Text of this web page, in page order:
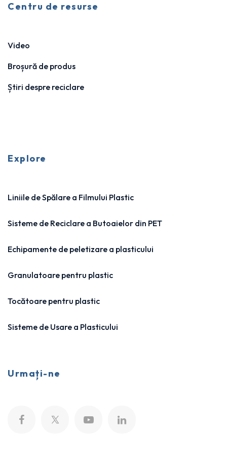
Centru de resurse
Video
Broșură de produs
Știri despre reciclare
Explore
Liniile de Spălare a Filmului Plastic
Sisteme de Reciclare a Butoaielor din PET
Echipamente de peletizare a plasticului
Granulatoare pentru plastic
Tocătoare pentru plastic
Sisteme de Usare a Plasticului
Urmați-ne